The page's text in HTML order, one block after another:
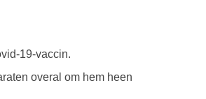
19-vaccin.
overal om hem heen